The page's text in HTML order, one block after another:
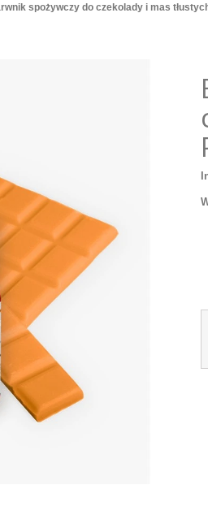
spożywczy do czekolady i mas